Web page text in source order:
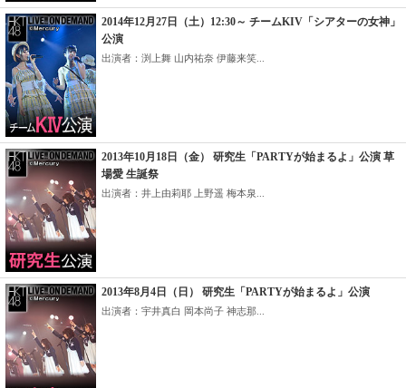
2014年12月27日（土）12:30～ チームKIV「シアターの女神」
公演
出演者：渕上舞 山内祐奈 伊藤来笑...
2013年10月18日（金） 研究生「PARTYが始まるよ」公演 草
場愛 生誕祭
出演者：井上由莉耶 上野遥 梅本泉...
2013年8月4日（日） 研究生「PARTYが始まるよ」公演
出演者：宇井真白 岡本尚子 神志那...